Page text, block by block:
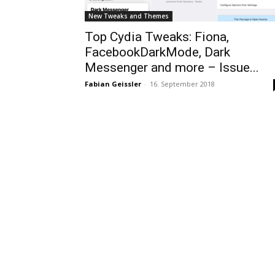
New Tweaks and Themes
Top Cydia Tweaks: Fiona,
FacebookDarkMode, Dark
Messenger and more – Issue...
Fabian Geissler - 16. September 2018